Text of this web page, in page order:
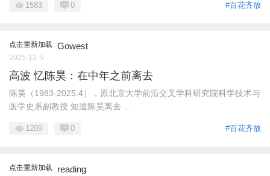
#百花齐放
1583 0
点击重新加载 Gowest
2025-12-5
高波 忆陈昊：在中年之前离去
陈昊（1983-2025.4），原北京大学前沿交叉学科研究院科学技术与
医学史系副教授 知道陈昊离去 ...
#百花齐放
1209 0
点击重新加载 reading